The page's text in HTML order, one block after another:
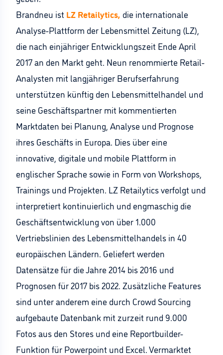
Brandneu ist LZ Retailytics, die internationale
Analyse-Plattform der Lebensmittel Zeitung (LZ),
die nach einjähriger Entwicklungszeit Ende April
2017 an den Markt geht. Neun renommierte Retail-
Analysten mit langjähriger Berufserfahrung
unterstützen künftig den Lebensmittelhandel und
seine Geschäftspartner mit kommentierten
Marktdaten bei Planung, Analyse und Prognose
ihres Geschäfts in Europa. Dies über eine
innovative, digitale und mobile Plattform in
englischer Sprache sowie in Form von Workshops,
Trainings und Projekten. LZ Retailytics verfolgt und
interpretiert kontinuierlich und engmaschig die
Geschäftsentwicklung von über 1.000
Vertriebslinien des Lebensmittelhandels in 40
europäischen Ländern. Geliefert werden
Datensätze für die Jahre 2014 bis 2016 und
Prognosen für 2017 bis 2022. Zusätzliche Features
sind unter anderem eine durch Crowd Sourcing
aufgebaute Datenbank mit zurzeit rund 9.000
Fotos aus den Stores und eine Reportbuilder-
Funktion für Powerpoint und Excel. Vermarktet